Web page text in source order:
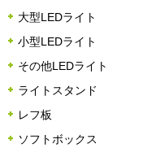
大型LEDライト
小型LEDライト
その他LEDライト
ライトスタンド
レフ板
ソフトボックス